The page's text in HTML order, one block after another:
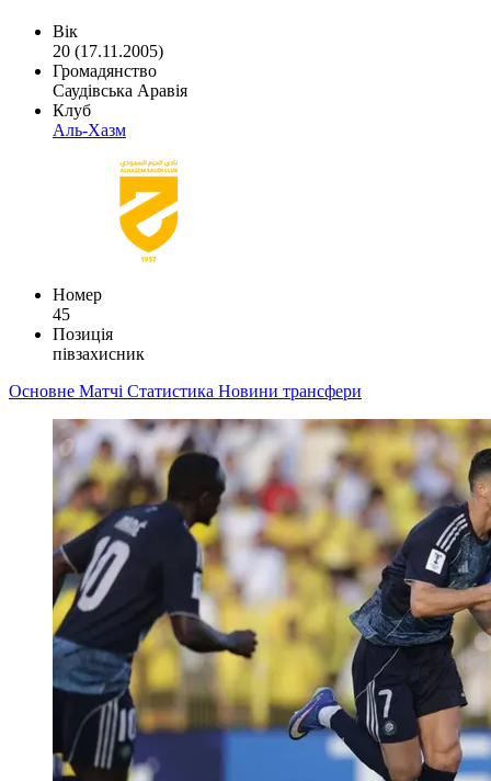
Вік
20 (17.11.2005)
Громадянство
Саудівська Аравія
Клуб
Аль-Хазм
Номер
45
Позиція
півзахисник
Основне Матчі Статистика Новини трансфери